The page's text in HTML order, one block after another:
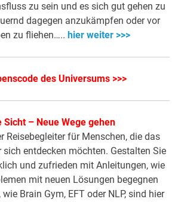
zu sein und es sich gut gehen zu
dagegen anzukämpfen oder vor
zu fliehen….. hier weiter >>>
des Universums >>>
Sicht – Neue Wege gehen
Reisebegleiter für Menschen, die das
entdecken möchten. Gestalten Sie
und zufrieden mit Anleitungen, wie
mit neuen Lösungen begegnen
Brain Gym, EFT oder NLP, sind hier